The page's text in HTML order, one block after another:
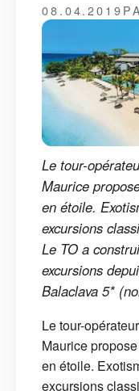
08.04.2019
Le tour-
Maurice
en étoile.
excursions
Le TO a
excursions
Balaclava 5*
Le tour-
Maurice
en étoile.
excursions